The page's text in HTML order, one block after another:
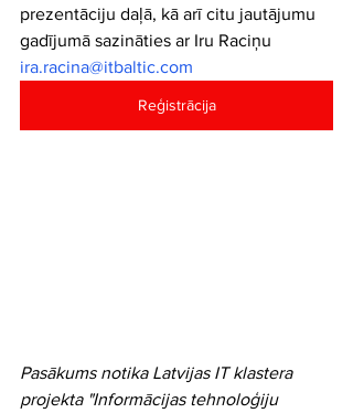
prezentāciju daļā, kā arī citu jautājumu
gadījumā sazināties ar Iru Raciņu
ira.racina@itbaltic.com
Reģistrācija
Pasākums notika Latvijas IT klastera
projekta "Informācijas tehnoloģiju